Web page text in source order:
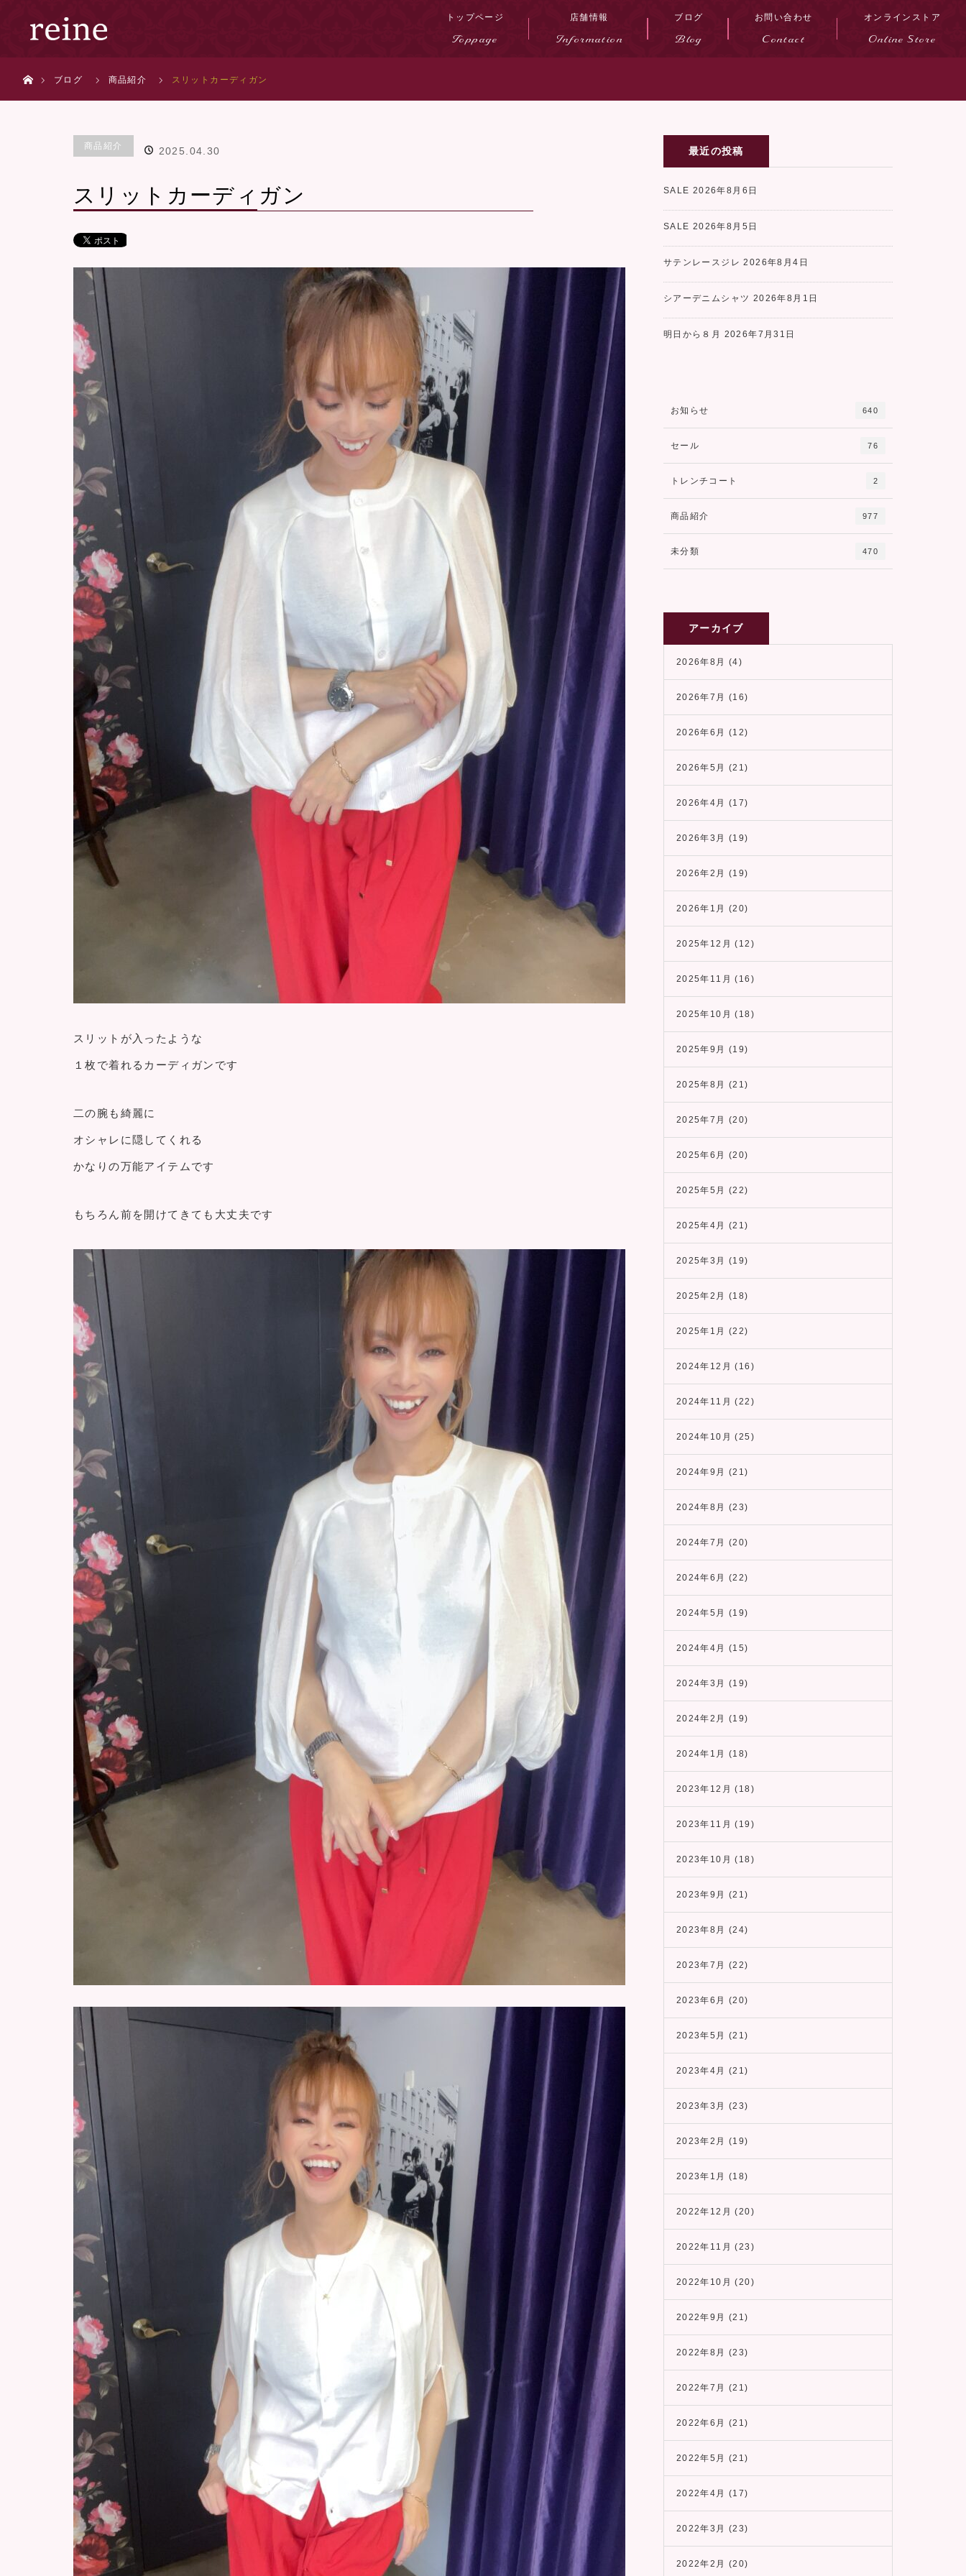
トップページ
Toppage
店舗情報
Information
ブログ
Blog
お問い合わせ
Contact
オンラインストア
Online Store
ブログ
商品紹介 スリットカーディガン
商品紹介 2025.04.30
スリットカーディガン
スリットが入ったような
１枚で着れるカーディガンです
二の腕も綺麗に
オシャレに隠してくれる
かなりの万能アイテムです
もちろん前を開けてきても大丈夫です
最近の投稿
SALE 2026年8月6日
SALE 2026年8月5日
サテンレースジレ 2026年8月4日
シアーデニムシャツ 2026年8月1日
明日から８月 2026年7月31日
お知らせ 640
セール 76
トレンチコート 2
商品紹介 977
未分類 470
アーカイブ
2026年8月 (4)
2026年7月 (16)
2026年6月 (12)
2026年5月 (21)
2026年4月 (17)
2026年3月 (19)
2026年2月 (19)
2026年1月 (20)
2025年12月 (12)
2025年11月 (16)
2025年10月 (18)
2025年9月 (19)
2025年8月 (21)
2025年7月 (20)
2025年6月 (20)
2025年5月 (22)
2025年4月 (21)
2025年3月 (19)
2025年2月 (18)
2025年1月 (22)
2024年12月 (16)
2024年11月 (22)
2024年10月 (25)
2024年9月 (21)
2024年8月 (23)
2024年7月 (20)
2024年6月 (22)
2024年5月 (19)
2024年4月 (15)
2024年3月 (19)
2024年2月 (19)
2024年1月 (18)
2023年12月 (18)
2023年11月 (19)
2023年10月 (18)
2023年9月 (21)
2023年8月 (24)
2023年7月 (22)
2023年6月 (20)
2023年5月 (21)
2023年4月 (21)
2023年3月 (23)
2023年2月 (19)
2023年1月 (18)
2022年12月 (20)
2022年11月 (23)
2022年10月 (20)
2022年9月 (21)
2022年8月 (23)
2022年7月 (21)
2022年6月 (21)
2022年5月 (21)
2022年4月 (17)
2022年3月 (23)
2022年2月 (20)